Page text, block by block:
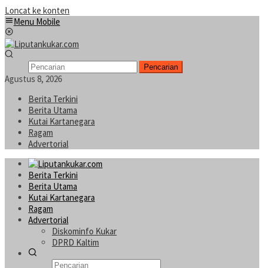
Loncat ke konten
Menu Mobile
Pencarian
Agustus 8, 2026
Berita Terkini
Berita Utama
Kutai Kartanegara
Ragam
Advertorial
Berita Terkini
Berita Utama
Kutai Kartanegara
Ragam
Advertorial
Diskominfo Kukar
DPRD Kaltim